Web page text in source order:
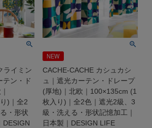
ライミン
テン・ド
)｜全2
・形状
DESIGN
NEW
CACHE-CACHE カシュカシ
ュ｜遮光カーテン・ドレープ
(厚地)｜北欧｜100×135cm (1
枚入り)｜全2色｜遮光2級、3
級・洗える・形状記憶加工｜
日本製｜DESIGN LIFE